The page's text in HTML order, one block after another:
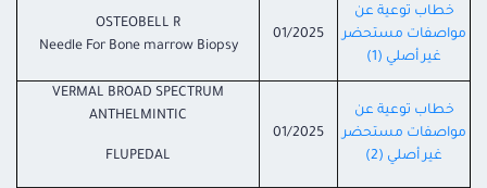
خطاب توعية عن
مواصفات مستحضر
غير أصلي (1)
01/2025
OSTEOBELL R
Needle For Bone marrow Biopsy
خطاب توعية عن
مواصفات مستحضر
غير أصلي (2)
01/2025
VERMAL BROAD SPECTRUM
ANTHELMINTIC
FLUPEDAL